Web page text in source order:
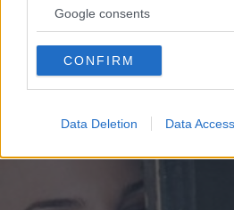
not limited to your visit or usage
use your data for below specified
consent section.
Google consents
CONFIRM
Data Deletion Data Access
dicembre 2021, al fianco di
EMMA PIETRAROSA